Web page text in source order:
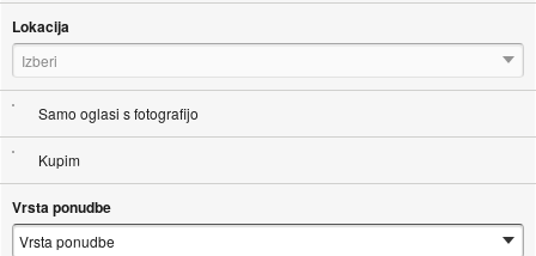
Lokacija
Izberi
Samo oglasi s fotografijo
Kupim
Vrsta ponudbe